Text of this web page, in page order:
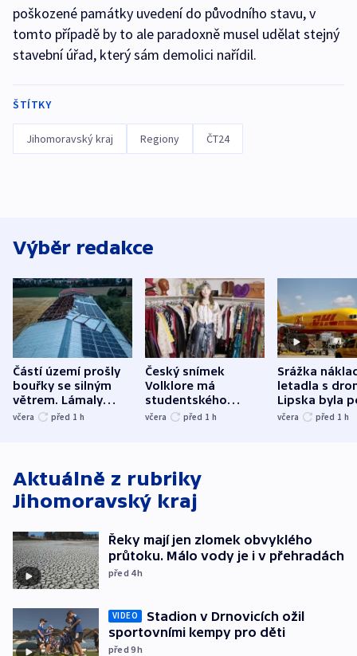
poškozené památky uvedení do původního stavu, v
tomto případě by to ale paradoxně musel udělat stejný
stavební úřad, který sám demolici nařídil.
ŠTÍTKY
Jihomoravský kraj Regiony ČT24
Výběr redakce
Částí území prošly
bouřky se silným
větrem. Lámaly
stromy a poničily
včera před 1 h
Český snímek
Volklore má
studentského
Oscara, zabojuje o
včera před 1 h
Srážka
letadla s
Lipska byla
německého
včera před 1 h
Aktuálně z rubriky
Jihomoravský kraj
Řeky mají jen zlomek obvyklého
průtoku. Málo vody je i v přehradách
před 4h
VIDEO
Stadion v Drnovicích ožil
sportovními kempy pro děti
před 9h